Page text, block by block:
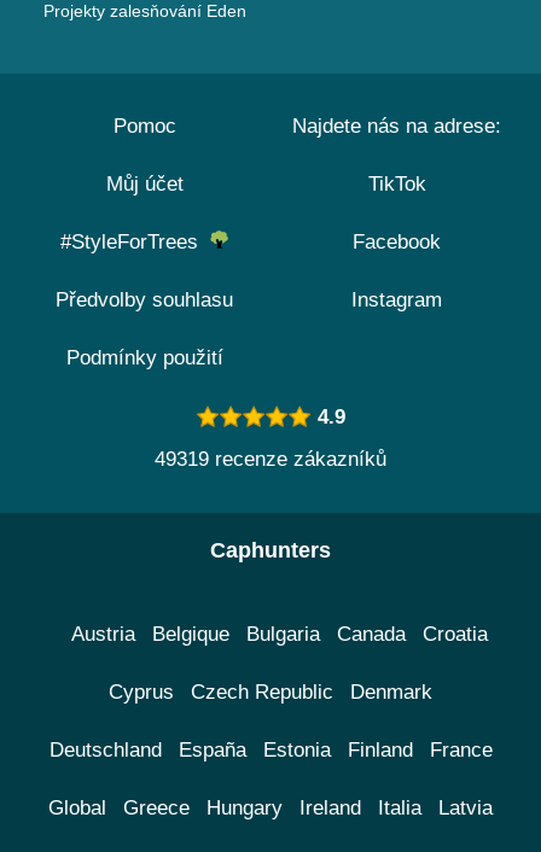
Projekty zalesňování Eden
Pomoc
Můj účet
#StyleForTrees
Předvolby souhlasu
Podmínky použití
Najdete nás na adrese:
TikTok
Facebook
Instagram
4.9
49319 recenze zákazníků
Caphunters
Austria Belgique Bulgaria Canada Croatia
Cyprus Czech Republic Denmark
Deutschland España Estonia Finland France
Global Greece Hungary Ireland Italia Latvia